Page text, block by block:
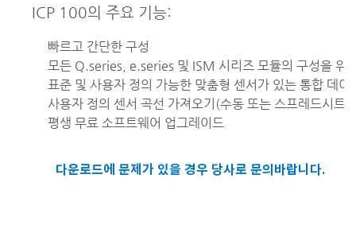
ICP 100의 주요 기능:
빠르고 간단한 구성
모든 Q.series, e.series 및 ISM 시리즈 모듈의 구성을 위
표준 및 사용자 정의 가능한 맞춤형 센서가 있는 통합 데이
사용자 정의 센서 곡선 가져오기(수동 또는 스프레드시트
평생 무료 소프트웨어 업그레이드
다운로드에 문제가 있을 경우 당사로 문의바랍니다.